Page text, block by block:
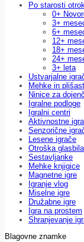
Po starosti
0+
3+
6+
12+
18+
24+
3+ leta
Ustvarjalne
Mehke in
Ninice za
Igralne podloge
Igralni centri
Aktivnostne
Senzorične
Lesene igrače
Otroška glasbila
Sestavljanke
Mehke knjigice
Magnetne igre
Igranje vlog
Miselne igre
Družabne igre
Igra na prostem
Shranjevanje
Blagovne znamke